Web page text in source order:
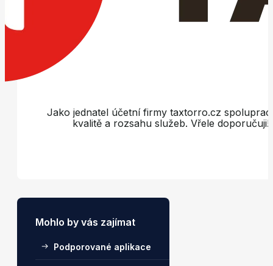
Jako jednatel účetní firmy taxtorro.cz
kvalitě a rozsahu služeb. Vřele
Mohlo by vás zajímat
Podporované aplikace